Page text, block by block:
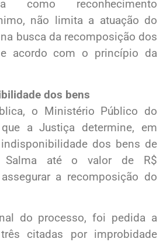
como reconhecimento
não limita a atuação do
busca da recomposição dos
acordo com o princípio da
dos bens
o Ministério Público do
a Justiça determine, em
dos bens de
Salma até o valor de R$
assegurar a recomposição do
do processo, foi pedida a
citadas por improbidade